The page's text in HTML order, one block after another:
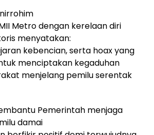
Metro dengan kerelaan diri
menyatakan:
kebencian, serta hoax yang
menciptakan kegaduhan
menjelang pemilu serentak
Pemerintah menjaga
damai